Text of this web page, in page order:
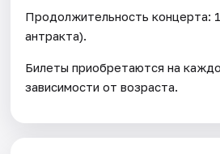
Продолжительность концерта:
антракта).
Билеты приобретаются на
зависимости от возраста.